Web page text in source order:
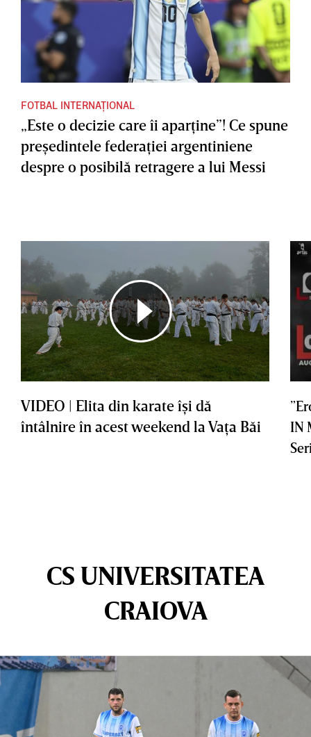
FOTBAL INTERNAȚIONAL
„Este o decizie care îi aparţine”! Ce spune
preşedintele federaţiei argentiniene
despre o posibilă retragere a lui Messi
VIDEO | Elita din karate îşi dă
întâlnire în acest weekend la Vaţa Băi
IN
CS UNIVERSITATEA
CRAIOVA